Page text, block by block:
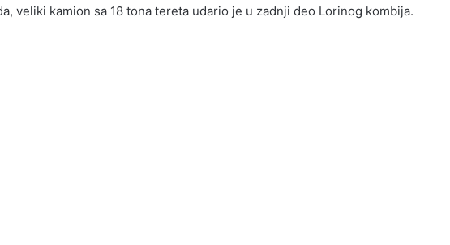
veliki kamion sa 18 tona tereta udario je u zadnji deo Lorinog kombija.